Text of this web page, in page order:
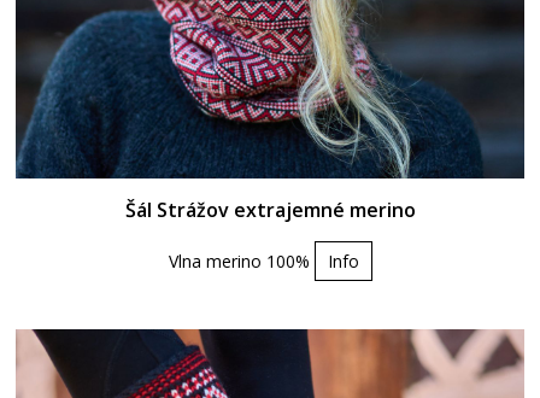
Šál Strážov extrajemné merino
Vlna merino 100% Info